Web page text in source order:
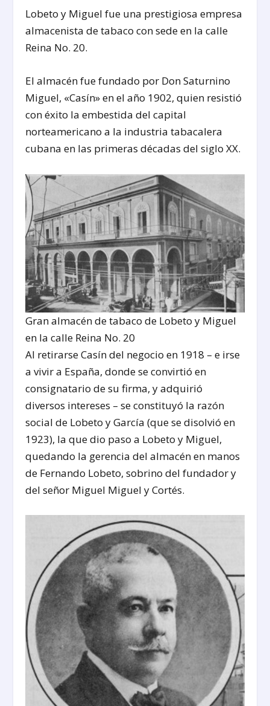
Lobeto y Miguel fue una prestigiosa empresa
almacenista de tabaco con sede en la calle
Reina No. 20.
El almacén fue fundado por Don Saturnino
Miguel, «Casín» en el año 1902, quien resistió
con éxito la embestida del capital
norteamericano a la industria tabacalera
cubana en las primeras décadas del siglo XX.
Gran almacén de tabaco de Lobeto y Miguel
en la calle Reina No. 20
Al retirarse Casín del negocio en 1918 – e irse
a vivir a España, donde se convirtió en
consignatario de su firma, y adquirió
diversos intereses – se constituyó la razón
social de Lobeto y García (que se disolvió en
1923), la que dio paso a Lobeto y Miguel,
quedando la gerencia del almacén en manos
de Fernando Lobeto, sobrino del fundador y
del señor Miguel Miguel y Cortés.